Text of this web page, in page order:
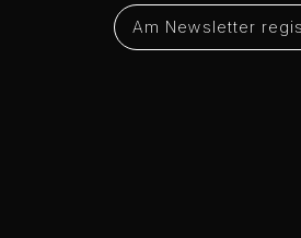
Am Newsletter